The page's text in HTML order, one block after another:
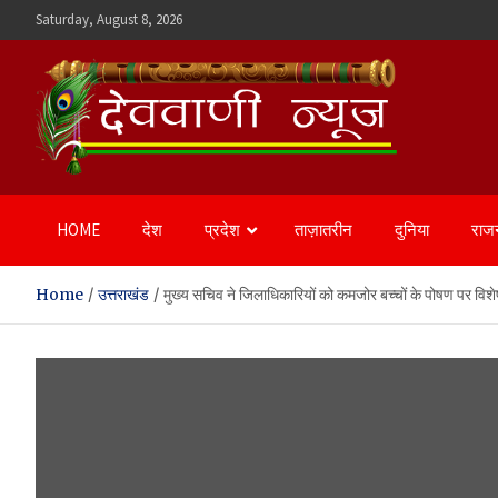
to
content
Saturday, August 8, 2026
Devvani News Portal
HOME देश प्रदेश ताज़ातरीन दुनिया
Home उत्तराखंड मुख्य सचिव ने जिलाधिकारियों को कमजोर बच्चों के पोषण पर